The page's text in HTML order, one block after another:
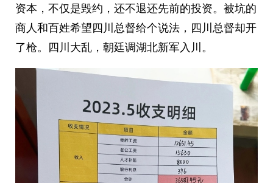
资本，不仅是毁约，还不退还先前的投资。被坑的
商人和百姓希望四川总督给个说法，四川总督却开
了枪。四川大乱，朝廷调湖北新军入川。